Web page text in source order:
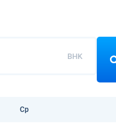
BHK
Ср